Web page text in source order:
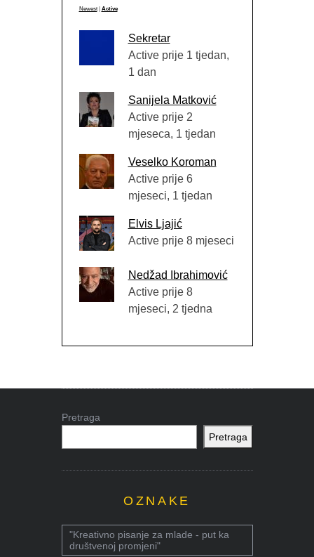
Newest Active
Sekretar
Active prije 1 tjedan,
1 dan
Sanijela Matković
Active prije 2
mjeseca, 1 tjedan
Veselko Koroman
Active prije 6
mjeseci, 1 tjedan
Elvis Ljajić
Active prije 8 mjeseci
Nedžad Ibrahimović
Active prije 8
mjeseci, 2 tjedna
Pretraga
Pretraga
OZNAKE
"Kreativno pisanje za mlade - put ka
društvenoj promjeni"